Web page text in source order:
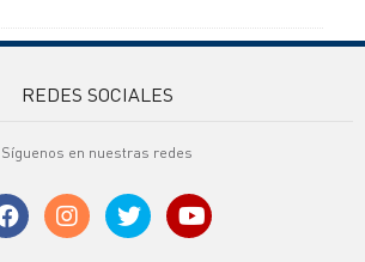
REDES SOCIALES
Síguenos en nuestras redes